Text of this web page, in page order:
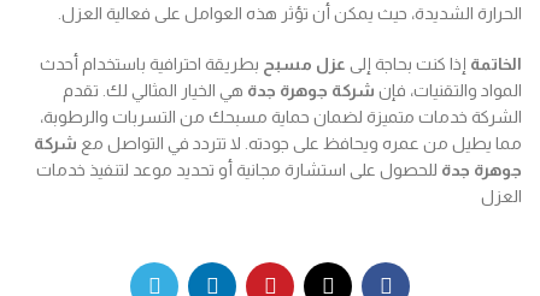
الحرارة الشديدة، حيث يمكن أن تؤثر هذه العوامل على فعالية العزل.
الخاتمة إذا كنت بحاجة إلى عزل مسبح بطريقة احترافية باستخدام أحدث
المواد والتقنيات، فإن شركة جوهرة جدة هي الخيار المثالي لك. تقدم
الشركة خدمات متميزة لضمان حماية مسبحك من التسربات والرطوبة،
مما يطيل من عمره ويحافظ على جودته. لا تتردد في التواصل مع شركة
جوهرة جدة للحصول على استشارة مجانية أو تحديد موعد لتنفيذ خدمات
العزل